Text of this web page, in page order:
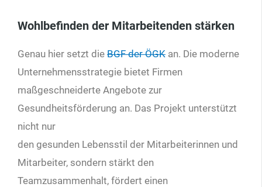
Wohlbefinden der Mitarbeitenden stärken
Genau hier setzt die BGF der ÖGK an. Die moderne
Unternehmensstrategie bietet Firmen
maßgeschneiderte Angebote zur
Gesundheitsförderung an. Das Projekt unterstützt
nicht nur
den gesunden Lebensstil der Mitarbeiterinnen und
Mitarbeiter, sondern stärkt den
Teamzusammenhalt, fördert einen